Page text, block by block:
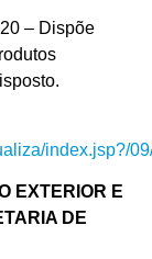
– Dispõe
index.jsp?/
EXTERIOR E
DE